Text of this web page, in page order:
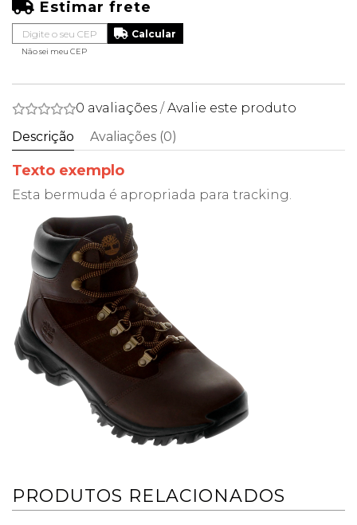
Estimar frete
Não sei meu CEP
0 avaliações /Avalie este produto
Descrição
Avaliações (0)
Texto exemplo
Esta bermuda é apropriada para tracking.
PRODUTOS RELACIONADOS